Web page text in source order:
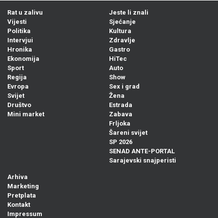
Rat u zalivu
Vijesti
Politika
Intervjui
Hronika
Ekonomija
Sport
Regija
Evropa
Svijet
Društvo
Mini market
Jeste li znali
Sjećanje
Kultura
Zdravlje
Gastro
HiTec
Auto
Show
Sex i grad
Žena
Estrada
Zabava
Frljoka
Šareni svijet
SP 2026
SENAD ANTE-PORTAL
Sarajevski snajperisti
Arhiva
Marketing
Pretplata
Kontakt
Impressum